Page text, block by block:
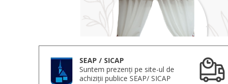
SEAP / SICAP
Suntem prezenți pe site-ul de
achiziții publice SEAP/ SICAP